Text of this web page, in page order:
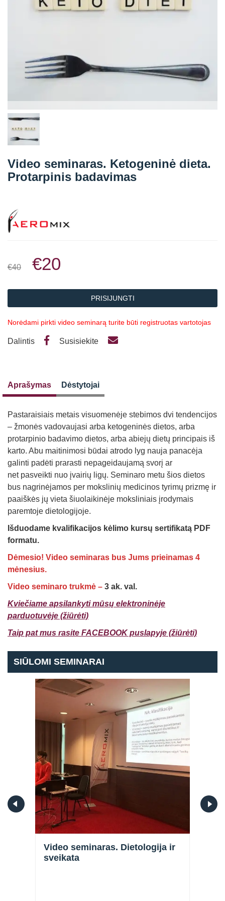
Straipsniai
Kontaktai
Video seminaras. Ketogeninė dieta.
Protarpinis badavimas
€40 €20
PRISIJUNGTI
Norėdami pirkti video seminarą turite būti registruotas vartotojas
Dalintis Susisiekite
Aprašymas Dėstytojai
Pastaraisiais metais visuomenėje stebimos dvi tendencijos
– žmonės vadovaujasi arba ketogeninės dietos, arba
protarpinio badavimo dietos, arba abiejų dietų principais iš
karto. Abu maitinimosi būdai atrodo lyg nauja panacėja
galinti padėti prarasti nepageidaujamą svorį ar
net pasveikti nuo įvairių ligų. Seminaro metu šios dietos
bus nagrinėjamos per mokslinių medicinos tyrimų prizmę ir
paaiškės jų vieta šiuolaikinėje moksliniais įrodymais
paremtoje dietologijoje.
Išduodame kvalifikacijos kėlimo kursų sertifikatą PDF
formatu.
Dėmesio! Video seminaras bus Jums prieinamas 4
mėnesius.
Video seminaro trukmė – 3 ak. val.
Kviečiame apsilankyti mūsų elektroninėje
parduotuvėje (žiūrėti)
Taip pat mus rasite FACEBOOK puslapyje (žiūrėti)
SIŪLOMI SEMINARAI
Video seminaras. Dietologija ir
sveikata